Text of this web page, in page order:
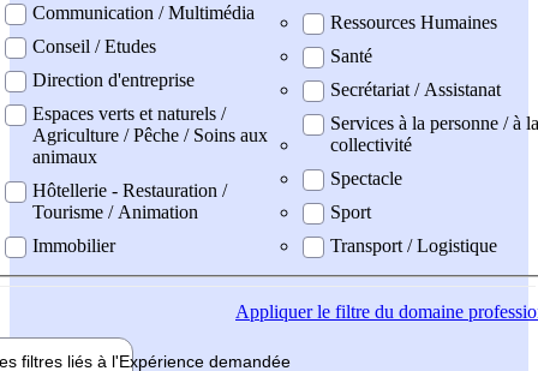
Communication / Multimédia
Conseil / Etudes
Direction d'entreprise
Espaces verts et naturels /
Agriculture / Pêche / Soins aux
animaux
Hôtellerie - Restauration /
Tourisme / Animation
Immobilier
Ressources Humaines
Santé
Secrétariat / Assistanat
Services à la personne / à la
collectivité
Spectacle
Sport
Transport / Logistique
Appliquerle filtre du domaine
filtres liés à l'Expérience demandée